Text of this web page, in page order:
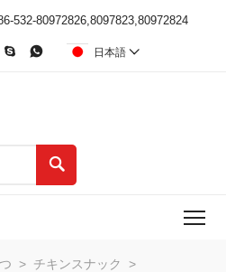
532-80972826,8097823,80972824
  日本語 

> チキンスナック
>